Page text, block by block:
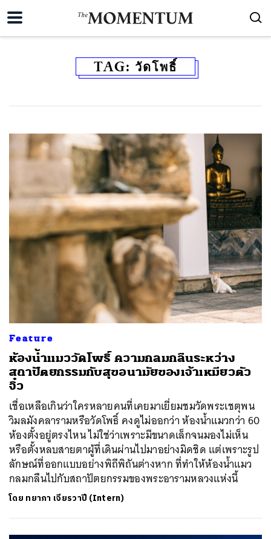
TAG: วัดโพธิ์
Feature
ห้องน้ำแมววัดโพธิ์ ความกลมกลืนระหว่าง
สถาปัตยกรรมกับสุขอนามัยของเจ้าเหมียวตัว
จิ๋ว
เชื่อเหลือเกินว่าใครหลายคนที่เคยมาเยี่ยมชมวัดพระเชตุพน
วิมลมังคลารามหรือวัดโพธิ์ คงดูไม่ออกว่า ห้องน้ำแมวกว่า 60
ห้องตั้งอยู่ตรงไหน ไม่ใช่ว่าเพราะมีขนาดเล็กจนมองไม่เห็น
หรือตั้งหลบสายตาผู้ที่เดินผ่านไปมาอย่างมิดชิด แต่เพราะรูป
ลักษณ์ที่ออกแบบอย่างพิถีพิถันต่างหาก ที่ทำให้ห้องน้ำแมว
กลมกลืนไปกับสถาปัตยกรรมของพระอารามหลวงแห่งนี้
โดย ทยาภา เจียรวาปี (Intern)